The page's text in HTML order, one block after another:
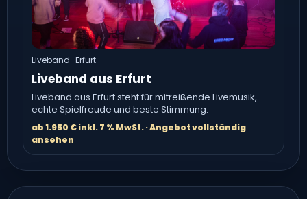
Liveband · Erfurt
Liveband aus Erfurt
Liveband aus Erfurt steht für mitreißende Livemusik,
echte Spielfreude und beste Stimmung.
ab 1.950 € inkl. 7 % MwSt. · Angebot vollständig
ansehen